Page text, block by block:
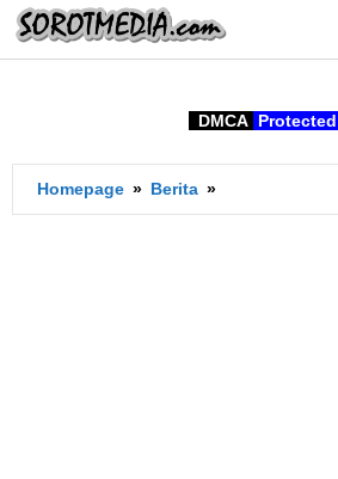
Lewati
ke
konten
DMCA Protected
Homepage » Berita »
Penipuan